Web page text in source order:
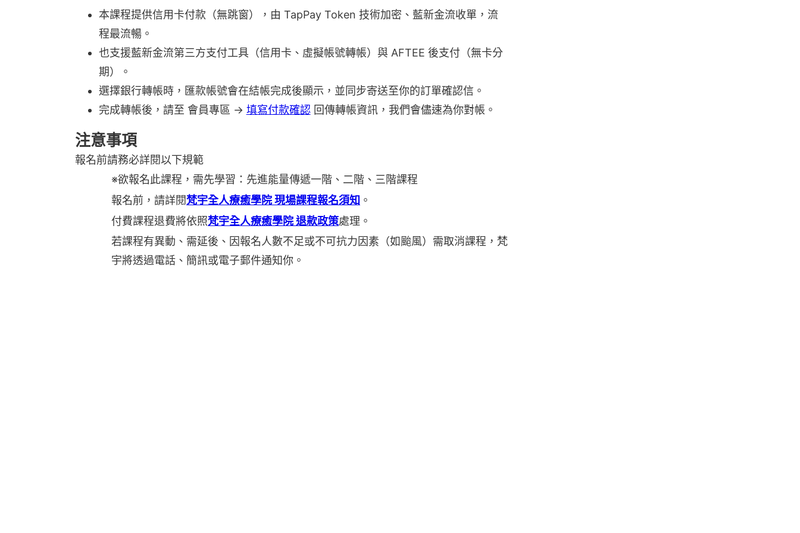
本課程提供信用卡付款（無跳窗），由 TapPay Token 技術加密、藍新金流收單，流
程最流暢。
也支援藍新金流第三方支付工具（信用卡、虛擬帳號轉帳）與 AFTEE 後支付（無卡分
期）。
選擇銀行轉帳時，匯款帳號會在結帳完成後顯示，並同步寄送至你的訂單確認信。
完成轉帳後，請至 會員專區 → 填寫付款確認回傳轉帳資訊，我們會儘速為你對帳。
注意事項
報名前請務必詳閱以下規範
※欲報名此課程，需先學習：先進能量傳遞一階、二階、三階課程
報名前，請詳閱梵宇全人療癒學院 現場課程報名須知 。
付費課程退費將依照梵宇全人療癒學院 退款政策處理。
若課程有異動、需延後、因報名人數不足或不可抗力因素（如颱風）需取消課程，梵
宇將透過電話、簡訊或電子郵件通知你。